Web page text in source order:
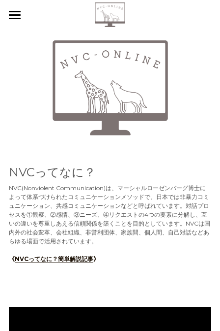
個人セッション
検索
定期クラス申込
NVCってなに？
NVC(Nonviolent Communication)は、マーシャルローゼンバーグ博士に
よって体系づけられたコミュニケーションメソッドで、日本では非暴力コミ
ュニケーション、共感コミュニケーションなどと呼ばれています。対話プロ
セスを①観察、②感情、③ニーズ、④リクエストの4つの要素に分解し、互
いの違いを尊重しあえる信頼関係を築くことを目的としています。NVCは国
内外の社会変革、会社組織、非営利団体、家族間、個人間、自己対話などあ
らゆる場面で活用されています。
《NVCってなに？簡単解説記事》